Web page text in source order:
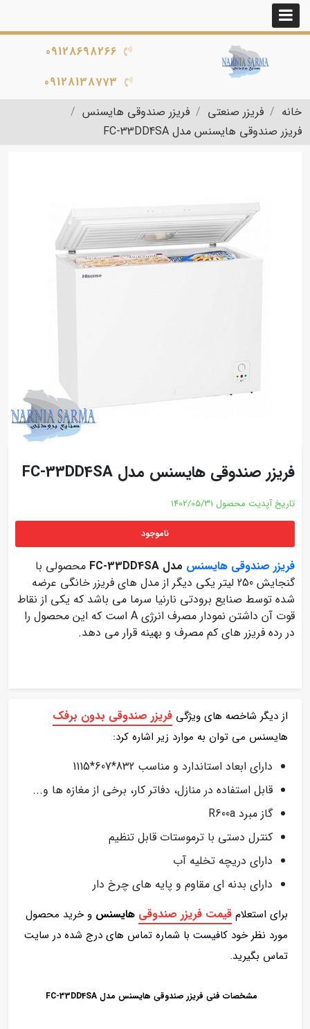
09128698266
09128138773
خانه
فریزر صنعتی
فریزر صندوقی هایسنس
فریزر صندوقی هایسنس مدل FC-33DD4SA
فریزر صندوقی هایسنس مدل FC-33DD4SA
تاریخ آپدیت محصول 1402/05/31
ناموجود
فریزر صندوقی هایسنس مدل FC-33DD4SA
محصولی با
گنجایش 250 لیتر یکی دیگر از مدل های فریزر خانگی عرضه
شده توسط صنایع برودتی نارنیا سرما می باشد که یکی از نقاط
قوت آن داشتن نمودار مصرف انرژی A است که این محصول را
در رده فریزر های کم مصرف و بهینه قرار می دهد.
از دیگر شاخصه های ویژگی فریزر صندوقی بدون برفک
هایسنس می توان به موارد زیر اشاره کرد:
دارای ابعاد استاندارد و مناسب 832*607*1115
قابل استفاده در منازل، دفاتر کار، برخی از مغازه ها و...
گاز مبرد R600a
کنترل دستی با ترموستات قابل تنظیم
دارای دریچه تخلیه آب
دارای بدنه ای مقاوم و پایه های چرخ دار
برای استعلام قیمت فریزر صندوقی هایسنس و خرید محصول
مورد نظر خود کافیست با شماره تماس های درج شده در سایت
تماس بگیرید.
مشخصات فنی فریزر صندوقی هایسنس مدل FC-33DD4SA